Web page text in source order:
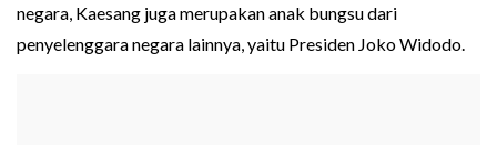
negara, Kaesang juga merupakan anak bungsu dari
penyelenggara negara lainnya, yaitu Presiden Joko Widodo.